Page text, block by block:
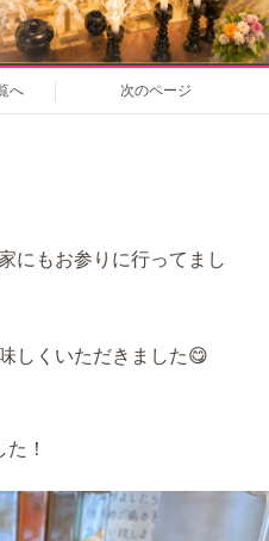
へ 次のページ
にもお参りに行ってまし
しくいただきました😋
！
i
o
n